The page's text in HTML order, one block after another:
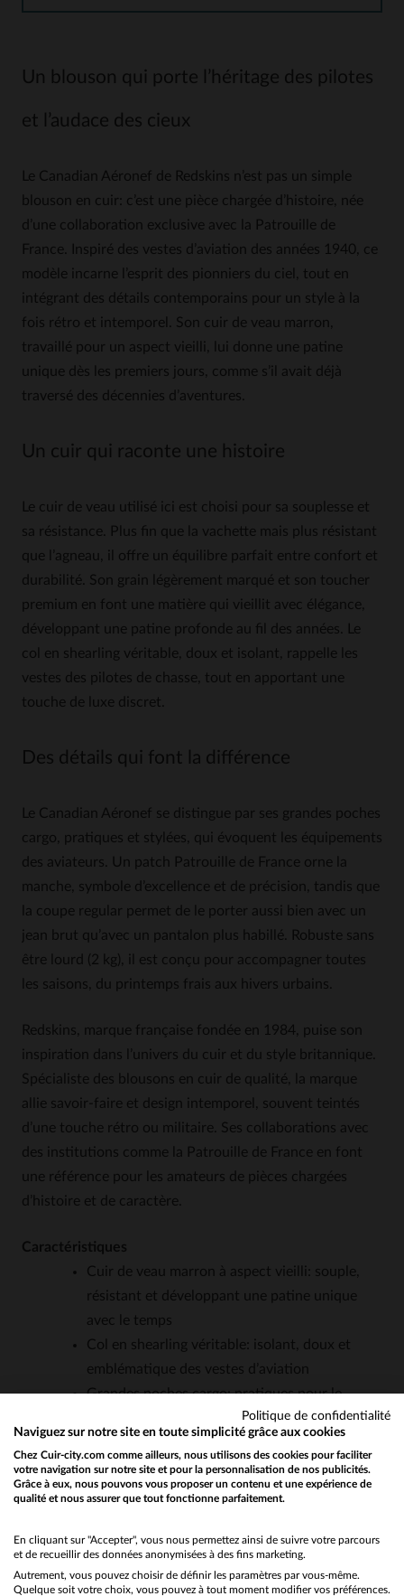
Un blouson qui porte l’héritage des pilotes
et l’audace des cieux
Le Canadian Aéronef de Redskins n’est pas un simple
blouson en cuir: c’est une pièce chargée d’histoire, née
d’une collaboration exclusive avec la Patrouille de
France. Inspiré des vestes d’aviation des années 1940, ce
modèle incarne l’esprit des pionniers du ciel, tout en
intégrant des détails contemporains pour un style à la
fois rétro et intemporel. Son cuir de veau marron,
travaillé pour un aspect vieilli, lui donne une patine
unique dès les premiers jours, comme s’il avait déjà
traversé des décennies d’aventures.
Un cuir qui raconte une histoire
Le cuir de veau utilisé ici est choisi pour sa souplesse et
sa résistance. Plus fin que la vachette mais plus résistant
que l’agneau, il offre un équilibre parfait entre confort et
durabilité. Son grain légèrement marqué et son toucher
premium en font une matière qui vieillit avec élégance,
développant une patine profonde au fil des années. Le
col en shearling véritable, doux et isolant, rappelle les
vestes des pilotes de chasse, tout en apportant une
touche de luxe discret.
Des détails qui font la différence
Le Canadian Aéronef se distingue par ses grandes poches
cargo, pratiques et stylées, qui évoquent les équipements
des aviateurs. Un patch Patrouille de France orne la
manche, symbole d’excellence et de précision, tandis que
la coupe regular permet de le porter aussi bien avec un
jean brut qu’avec un pantalon plus habillé. Robuste sans
être lourd (2 kg), il est conçu pour accompagner toutes
les saisons, du printemps frais aux hivers urbains.
Redskins, marque française fondée en 1984, puise son
inspiration dans l’univers du cuir et du style britannique.
Spécialiste des blousons en cuir de qualité, la marque
allie savoir-faire et design intemporel, souvent teintés
d’une touche rétro ou militaire. Ses collaborations avec
des institutions comme la Patrouille de France en font
une référence pour les amateurs de pièces chargées
d’histoire et de caractère.
Caractéristiques
Cuir de veau marron à aspect vieilli: souple,
résistant et développant une patine unique
avec le temps
Col en shearling véritable: isolant, doux et
emblématique des vestes d’aviation
Grandes poches cargo: pratiques pour le
quotidien, inspirées des équipements militaires
Patch Patrouille de France: détail exclusif qui
ajoute une dimension historique et symbolique
Coupe regular: polyvalente, adaptée à toutes
Poids maîtrisé (2 kg): suffisamment robuste
pour durer, sans sacrifier le confort
Would you like to be redirected to our English site?
No
Yes
Politique de confidentialité
Naviguez sur notre site en toute simplicité grâce aux cookies
Chez Cuir-city.com comme ailleurs, nous utilisons des cookies pour faciliter
votre navigation sur notre site et pour la personnalisation de nos publicités.
Grâce à eux, nous pouvons vous proposer un contenu et une expérience de
qualité et nous assurer que tout fonctionne parfaitement.
En cliquant sur "Accepter", vous nous permettez ainsi de suivre votre parcours
et de recueillir des données anonymisées à des fins marketing.
Autrement, vous pouvez choisir de définir les paramètres par vous-même.
Quelque soit votre choix, vous pouvez à tout moment modifier vos préférences.